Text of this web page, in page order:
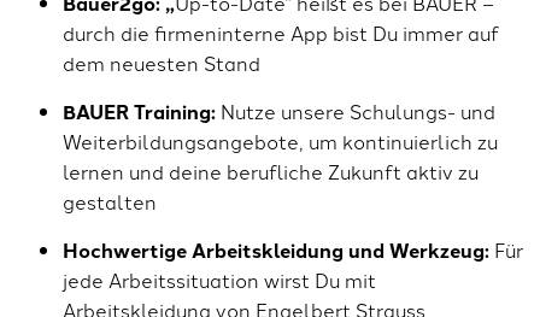
durch die firmeninterne App bist Du immer auf
dem neuesten Stand
BAUER Training: Nutze unsere Schulungs- und
Weiterbildungsangebote, um kontinuierlich zu
lernen und deine berufliche Zukunft aktiv zu
gestalten
Hochwertige Arbeitskleidung und Werkzeug: Für
jede Arbeitssituation wirst Du mit
Arbeitskleidung von Engelbert Strauss